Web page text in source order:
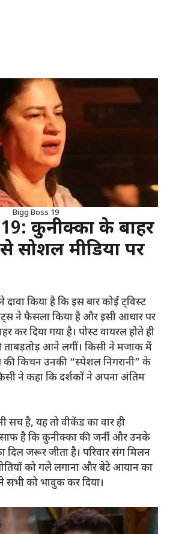
Bigg Boss 19
कुनीक्का के बाहर
से सोशल मीडिया पर
किया है कि इस बार कोई ट्विस्ट
ने फैसला किया है और इसी आधार पर
कर दिया गया है। पोस्ट वायरल होते ही
ताबड़तोड़ आने लगीं। किसी ने मजाक में
किचन उनकी “स्पेशल निगरानी” के
ने कहा कि दर्शकों ने अपना अंतिम
सच है, यह तो वीकेंड का वार ही
है कि कुनीक्का की जर्नी और उनके
दिल जरूर जीता है। परिवार संग मिलन
को गले लगाना और बेटे आयान का
को भावुक कर दिया।